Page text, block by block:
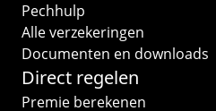
Pechhulp
Alle verzekeringen
Documenten en downloads
Direct regelen
Premie berekenen